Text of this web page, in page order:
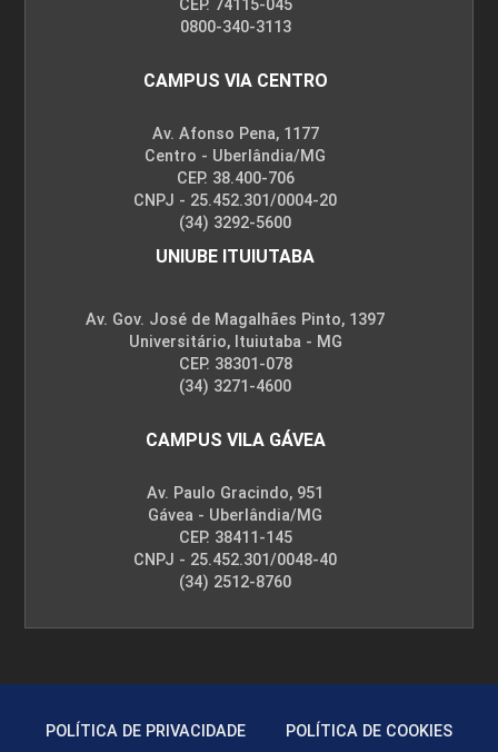
CEP. 74115-045
0800-340-3113
CAMPUS VIA CENTRO
Av. Afonso Pena, 1177
Centro - Uberlândia/MG
CEP. 38.400-706
CNPJ - 25.452.301/0004-20
(34) 3292-5600
UNIUBE ITUIUTABA
Av. Gov. José de Magalhães Pinto, 1397
Universitário, Ituiutaba - MG
CEP. 38301-078
(34) 3271-4600
CAMPUS VILA GÁVEA
Av. Paulo Gracindo, 951
Gávea - Uberlândia/MG
CEP. 38411-145
CNPJ - 25.452.301/0048-40
(34) 2512-8760
POLÍTICA DE PRIVACIDADE POLÍTICA DE COOKIES